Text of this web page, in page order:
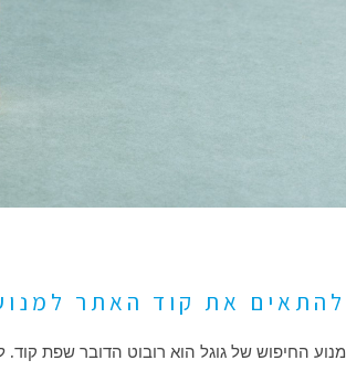
להתאים את קוד האתר
מנוע החיפוש של גוגל הוא רובוט הדובר שפת